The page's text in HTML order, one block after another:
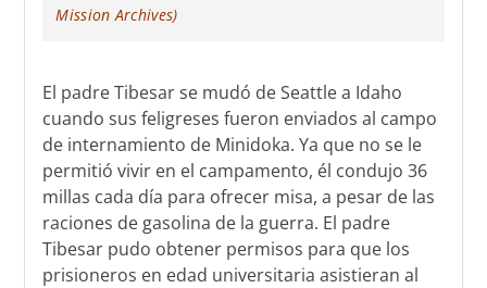
Mission Archives)
El padre Tibesar se mudó de Seattle a Idaho
cuando sus feligreses fueron enviados al campo
de internamiento de Minidoka. Ya que no se le
permitió vivir en el campamento, él condujo 36
millas cada día para ofrecer misa, a pesar de las
raciones de gasolina de la guerra. El padre
Tibesar pudo obtener permisos para que los
prisioneros en edad universitaria asistieran al